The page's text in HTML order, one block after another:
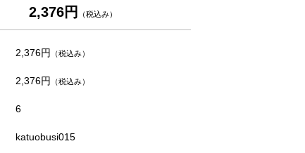
2,376円 （税込み）
2,376円 （税込み）
2,376円 （税込み）
6
katuobusi015